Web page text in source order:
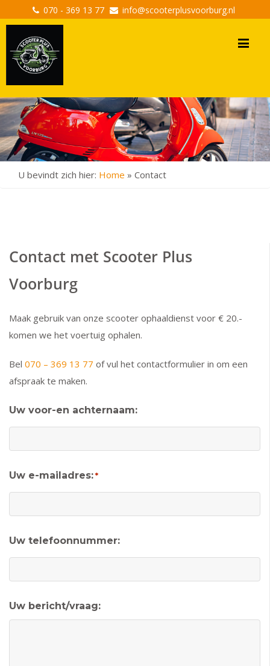
070 - 369 13 77 info@scooterplusvoorburg.nl
U bevindt zich hier: Home » Contact
Contact met Scooter Plus
Voorburg
Maak gebruik van onze scooter ophaaldienst voor € 20.-
komen we het voertuig ophalen.
Bel 070 – 369 13 77 of vul het contactformulier in om een
afspraak te maken.
Uw voor-en achternaam:
Uw e-mailadres: *
Uw telefoonnummer:
Uw bericht/vraag: